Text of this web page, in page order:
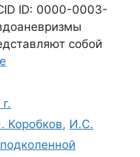
ID: 0000-0003-
собой
Коробков, И.С.